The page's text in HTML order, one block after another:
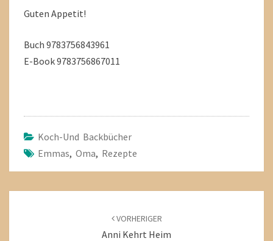
Guten Appetit!
Buch 9783756843961
E-Book 9783756867011
Koch-Und Backbücher
Emmas, Oma, Rezepte
VORHERIGER
Anni Kehrt Heim